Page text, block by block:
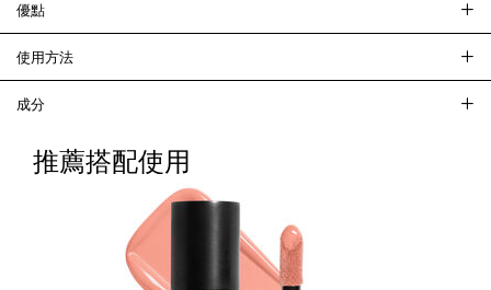
優點
使用方法
成分
推薦搭配使用